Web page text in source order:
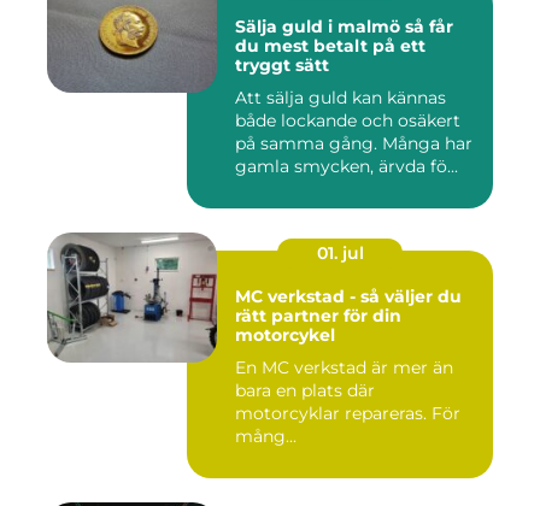
Sälja guld i malmö så får
du mest betalt på ett
tryggt sätt
Att sälja guld kan kännas
både lockande och osäkert
på samma gång. Många har
gamla smycken, ärvda fö...
01. jul
MC verkstad - så väljer du
rätt partner för din
motorcykel
En MC verkstad är mer än
bara en plats där
motorcyklar repareras. För
mång...